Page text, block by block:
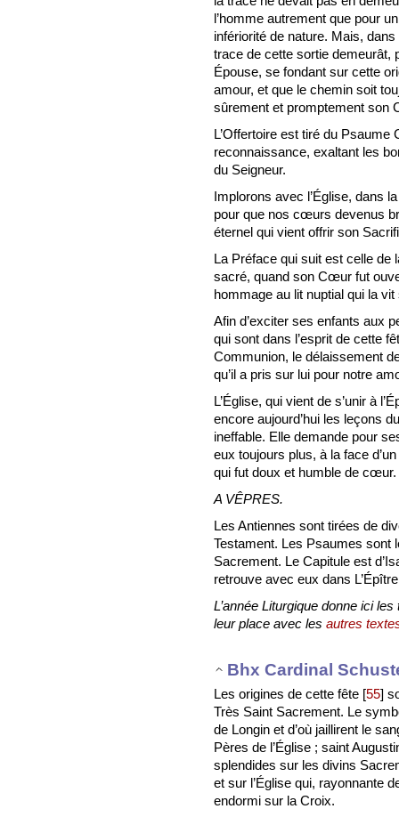
l’homme autrement que pour
infériorité de nature. Mais,
trace de cette sortie demeurât,
Épouse, se fondant sur cette
amour, et que le chemin soit
sûrement et promptement son
L’Offertoire est tiré du Psaume
reconnaissance, exaltant les
du Seigneur.
Implorons avec l’Église, dans
pour que nos cœurs devenus
éternel qui vient offrir son
La Préface qui suit est celle de
sacré, quand son Cœur fut
hommage au lit nuptial qui la
Afin d’exciter ses enfants aux
qui sont dans l’esprit de cette
Communion, le délaissement
qu’il a pris sur lui pour notre
L’Église, qui vient de s’unir à
encore aujourd’hui les leçons
ineffable. Elle demande pour
eux toujours plus, à la face
qui fut doux et humble de cœur.
A VÊPRES.
Les Antiennes sont tirées de
Testament. Les Psaumes sont
Sacrement. Le Capitule est
retrouve avec eux dans
L’année Liturgique donne ici
leur place avec les autres
Bhx Cardinal
Les origines de cette fête [55]
Très Saint Sacrement. Le
de Longin et d’où jaillirent le
Pères de l’Église ; saint
splendides sur les divins
et sur l’Église qui, rayonnante
endormi sur la Croix.